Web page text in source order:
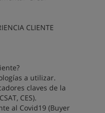
CLIENTE
a utilizar.
claves de la
CES).
al Covid19 (Buyer